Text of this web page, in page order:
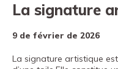
La signature
9 de février de 2026
La signature artistique
Le
Musée